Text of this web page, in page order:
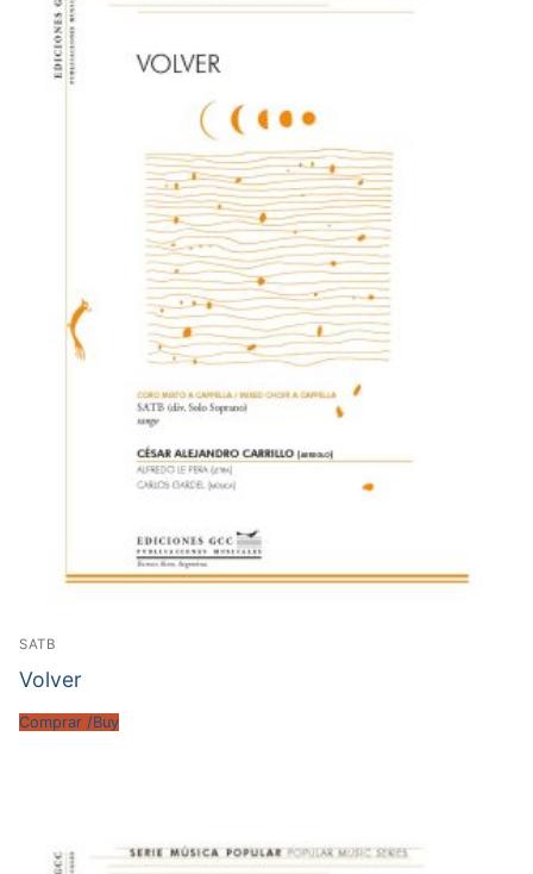
SATB
Volver
Comprar /Buy